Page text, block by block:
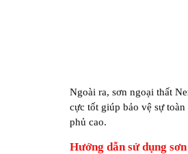
Ngoài ra, sơn ngoại thất
cực tốt giúp bảo vệ sự
phủ cao.
Hướng dẫn sử dụng